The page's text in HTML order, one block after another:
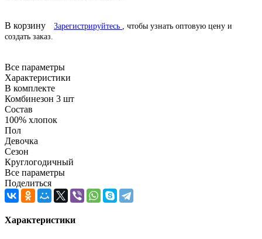
В корзину Зарегистрируйтесь
, чтобы узнать оптовую цену и
создать заказ.
Все параметры
Характеристики
В комплекте
Комбинезон 3 шт
Состав
100% хлопок
Пол
Девочка
Сезон
Круглогодичный
Все параметры
Поделиться
Характеристики